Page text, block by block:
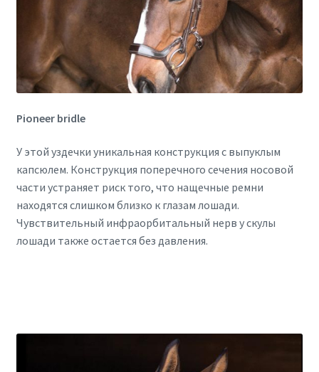
Pioneer bridle
У этой уздечки уникальная конструкция с выпуклым
капсюлем. Конструкция поперечного сечения носовой
части устраняет риск того, что нащечные ремни
находятся слишком близко к глазам лошади.
Чувствительный инфраорбитальный нерв у скулы
лошади также остается без давления.